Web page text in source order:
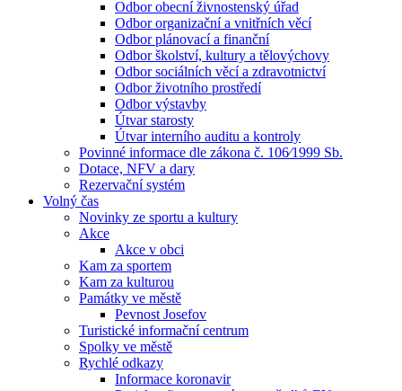
Odbor obecní živnostenský úřad
Odbor organizační a vnitřních věcí
Odbor plánovací a finanční
Odbor školství, kultury a tělovýchovy
Odbor sociálních věcí a zdravotnictví
Odbor životního prostředí
Odbor výstavby
Útvar starosty
Útvar interního auditu a kontroly
Povinné informace dle zákona č. 106⁄1999 Sb.
Dotace, NFV a dary
Rezervační systém
Volný čas
Novinky ze sportu a kultury
Akce
Akce v obci
Kam za sportem
Kam za kulturou
Památky ve městě
Pevnost Josefov
Turistické informační centrum
Spolky ve městě
Rychlé odkazy
Informace koronavir